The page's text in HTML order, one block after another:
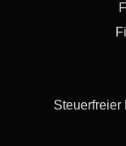
Steuerfreier